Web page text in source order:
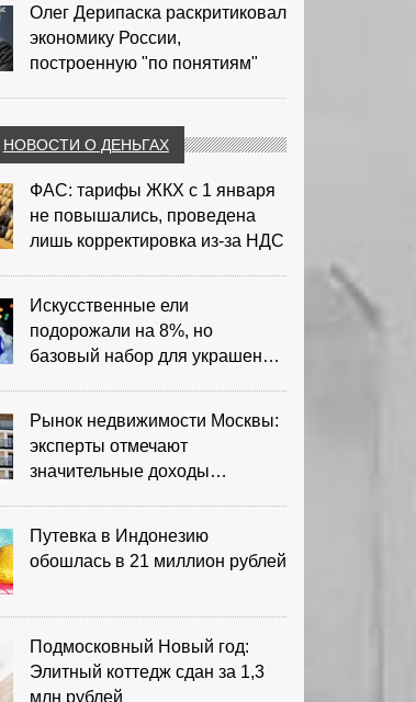
Олег Дерипаска раскритиковал
экономику России,
построенную "по понятиям"
НОВОСТИ О ДЕНЬГАХ
ФАС: тарифы ЖКХ с 1 января
не повышались, проведена
лишь корректировка из‑за НДС
Искусственные ели
подорожали на 8%, но
базовый набор для украшения
Рынок недвижимости Москвы:
эксперты отмечают
значительные доходы
Путевка в Индонезию
обошлась в 21 миллион рублей
Подмосковный Новый год:
Элитный коттедж сдан за 1,3
млн рублей